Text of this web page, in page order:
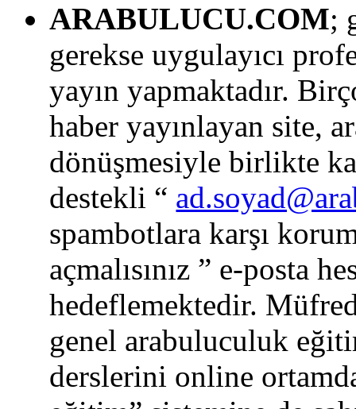
ARABULUCU.COM;
gerekse uygulayıcı
yayın yapmaktadır.
haber yayınlayan site,
dönüşmesiyle birlikte
destekli “
spambotlara karşı
açmalısınız ” e-posta
hedeflemektedir.
genel arabuluculuk
derslerini online